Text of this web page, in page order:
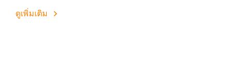
ดูเพิ่มเติม